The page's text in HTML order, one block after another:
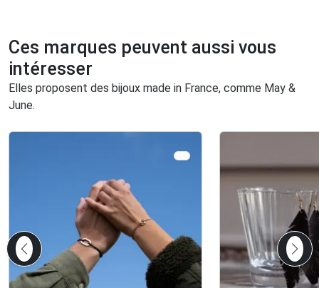
Ces marques peuvent aussi vous
intéresser
Elles proposent des bijoux made in France, comme May &
June.